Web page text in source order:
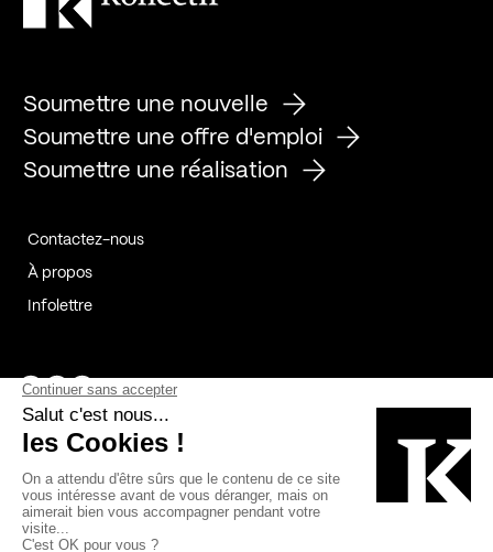
Soumettre une nouvelle
Soumettre une offre d'emploi
Soumettre une réalisation
Contactez-nous
À propos
Infolettre
Page Facebook de Kollectif
Page Instagram de Kollectif
Page Linkedin de Kollectif